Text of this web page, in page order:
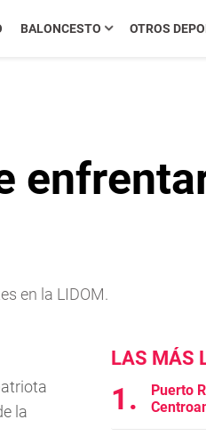
BALONCESTO OTROS
en la LIDOM.
la
LAS MÁS
Puerto